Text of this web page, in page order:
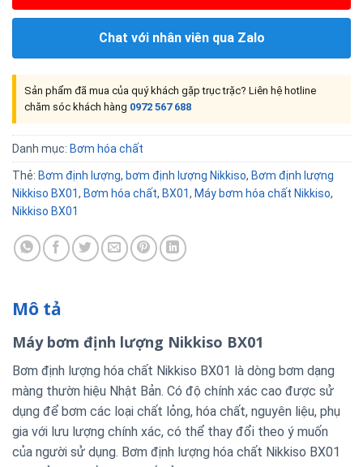
Chat với nhân viên qua Zalo
Sản phẩm đã mua của quý khách gặp trục trặc? Liên hệ hotline
chăm sóc khách hàng 0972 567 688
Danh mục: Bơm hóa chất
Thẻ: Bơm định lượng, bơm định lượng Nikkiso, Bơm định lượng
Nikkiso BX01, Bơm hóa chất, BX01, Máy bơm hóa chất Nikkiso,
Nikkiso BX01
Mô tả
Máy bơm định lượng Nikkiso BX01
Bơm định lượng hóa chất Nikkiso BX01 là dòng bơm dạng
màng thườn hiệu Nhật Bản. Có độ chính xác cao được sử
dụng để bơm các loại chất lỏng, hóa chất, nguyên liệu, phụ
gia với lưu lượng chính xác, có thể thay đổi theo ý muốn
của người sử dụng. Bơm định lượng hóa chất Nikkiso BX01